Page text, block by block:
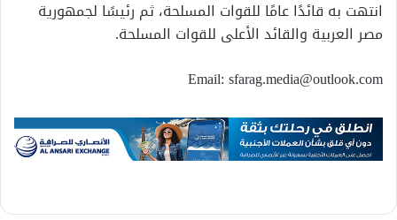
انتهت به قائدًا عامًا للقوات المسلحة، ثم رئيسًا لجمهورية
مصر العربية والقائد الأعلى للقوات المسلحة.
Email: sfarag.media@outlook.com